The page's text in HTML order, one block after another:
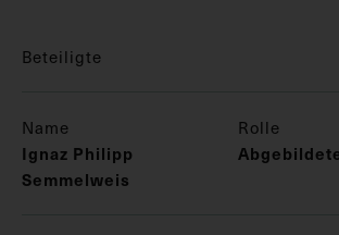
Beteiligte
Name Rolle
Ignaz Philipp
Semmelweis